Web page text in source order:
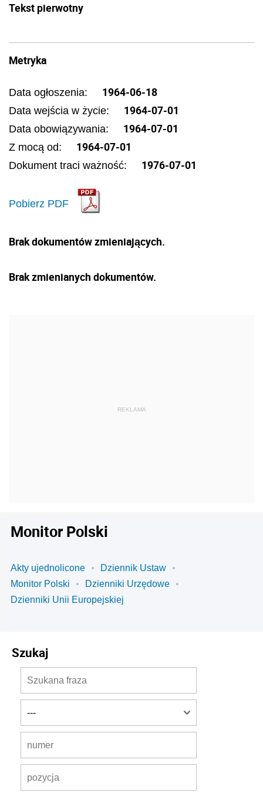
Tekst pierwotny
Metryka
Data ogłoszenia: 1964-06-18
Data wejścia w życie: 1964-07-01
Data obowiązywania: 1964-07-01
Z mocą od: 1964-07-01
Dokument traci ważność: 1976-07-01
Pobierz PDF
Brak dokumentów zmieniających.
Brak zmienianych dokumentów.
Monitor Polski
Akty ujednolicone
Dziennik Ustaw
Monitor Polski
Dzienniki Urzędowe
Dzienniki Unii Europejskiej
Szukaj